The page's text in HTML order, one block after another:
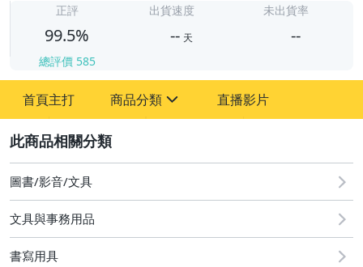
正評
99.5%
總評價 585
出貨速度
-- 天
未出貨率
--
首頁主打 商品分類
圖書/影音/文具
男性精品與服飾
直播影片
圖書/影音/文具
文具與事務用品
書寫用具